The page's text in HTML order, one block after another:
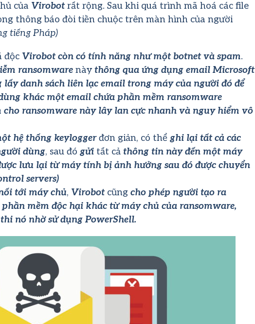
của Virobotrất rộng. Sau khi quá trình mã hoá các file
thông báo đòi tiền chuộc trên màn hình của người
tiếng Pháp)
độc Virobot còn có tính năng như một botnet và spam.
ransomware nàythông qua ứng dụng email Microsoft
lấy danh sách liên lạc email trong máy của người đó để
khác một email chứa phần mềm ransomware
cho ransomware này lây lan cực nhanh và nguy hiểm vô
hệ thống keyloggerđơn giản, có thể ghi lại tất cả các
dùng, sau đó gửi tất cả thông tin này đến một máy
lưu lại từ máy tính bị ảnh hưởng sau đó được chuyển
servers)
tới máy chủ, Virobotcũng cho phép người tạo ra
mềm độc hại khác từ máy chủ của ransomware,
nó nhờ sử dụng PowerShell.